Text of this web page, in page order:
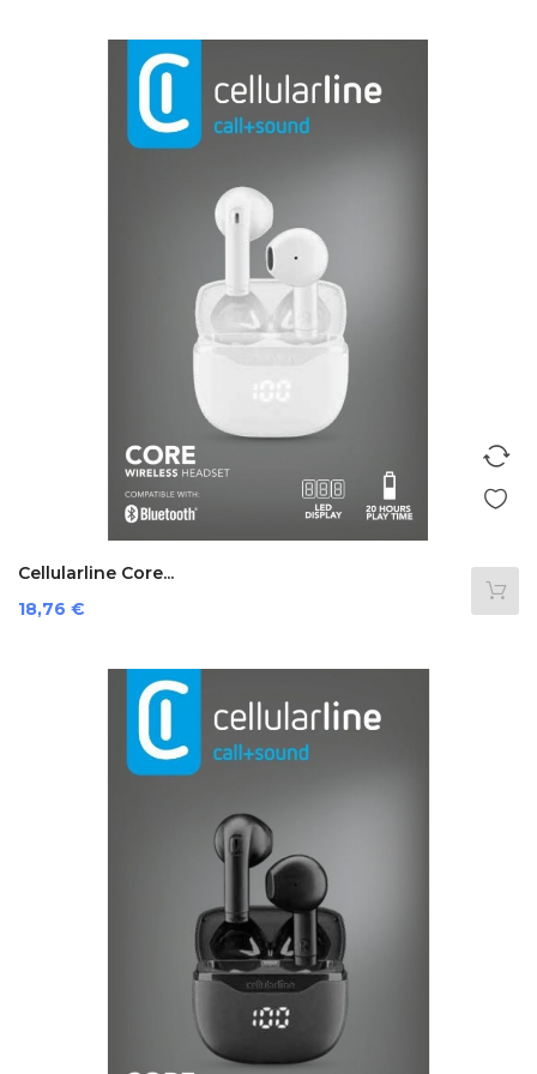
Cellularline Core...
Prezzo
18,76 €